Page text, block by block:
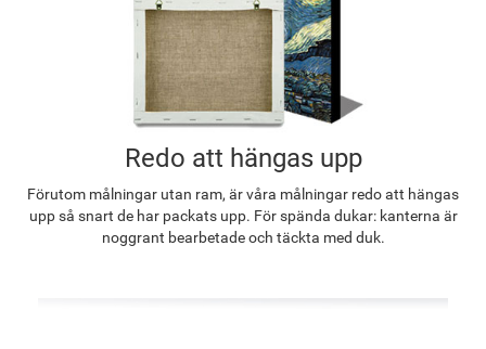
Redo att hängas upp
Förutom målningar utan ram, är våra målningar redo att hängas
upp så snart de har packats upp. För spända dukar: kanterna är
noggrant bearbetade och täckta med duk.